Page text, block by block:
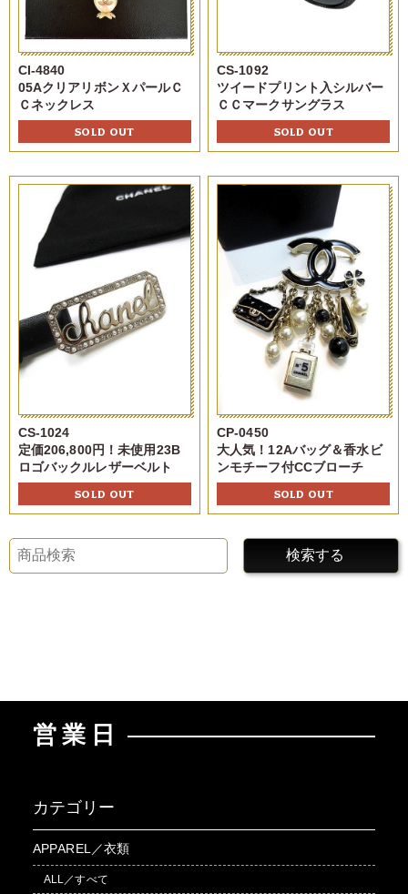
CI-4840
05AクリアリボンＸパールＣ
Ｃネックレス
SOLD OUT
CS-1092
ツイードプリント入シルバー
ＣＣマークサングラス
SOLD OUT
CS-1024
定価206,800円！未使用23B
ロゴバックルレザーベルト
SOLD OUT
CP-0450
大人気！12Aバッグ＆香水ビ
ンモチーフ付CCブローチ
SOLD OUT
検索する
営業日
カテゴリー
APPAREL／衣類
ALL／すべて